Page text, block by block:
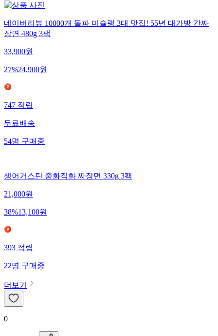
네이버리뷰 10000개 돌파 미슐랭 3대 맛집! 55년 대가방 간짜
장면 480g 3팩
33,900원
27%24,900원
747적립
무료배송
54명구매중
생어거스틴 중화직화 짜장면 330g 3팩
21,000원
38%13,100원
393적립
22명구매중
더보기
0